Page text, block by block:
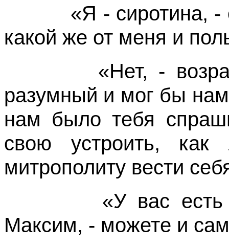
«Я - сиротина, -
какой же от меня и
«Нет, -
разумный и мог бы
нам было тебя
свою устроить,
митрополиту вести
«У вас есть
Максим, - можете и